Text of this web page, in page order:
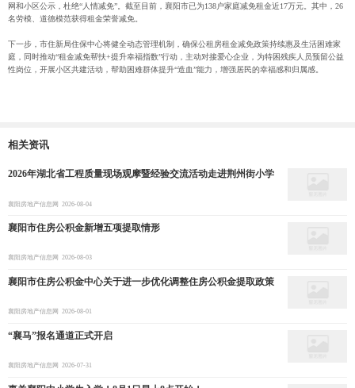
网和小区公示，杜绝“人情减免”。截至目前，襄阳市已为138户家庭减免租金近17万元。其中，26
名劳模、道德模范获得租金荣誉减免。
下一步，市住新局住保中心将健全动态管理机制，确保公租房租金减免政策持续惠及生活困难家
庭，同时推动“租金减免帮扶+提升幸福指数”行动，主动对接爱心企业，为特困残疾人员预留公益
性岗位，开展小区共建活动，帮助困难群体提升“造血”能力，增强居民的幸福感和归属感。
相关资讯
2026年湖北省工程质量现场观摩暨经验交流活动走进荆州街小学
襄阳房地产信息网 2026-08-04
襄阳市住房公积金新增五项提取情形
襄阳房地产信息网 2026-08-03
襄阳市住房公积金中心关于进一步优化调整住房公积金提取政策
襄阳房地产信息网 2026-08-01
“襄马”报名通道正式开启
襄阳房地产信息网 2026-07-31